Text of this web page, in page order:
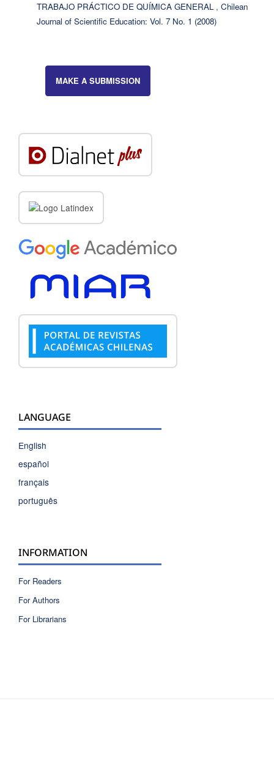
TRABAJO PRÁCTICO DE QUÍMICA GENERAL , Chilean
Journal of Scientific Education: Vol. 7 No. 1 (2008)
MAKE A SUBMISSION
LANGUAGE
English
español
français
português
INFORMATION
For Readers
For Authors
For Librarians